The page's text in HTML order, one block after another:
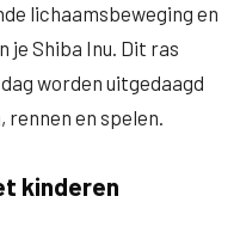
lichaamsbeweging en
je Shiba Inu. Dit ras
worden uitgedaagd
en spelen.
kinderen